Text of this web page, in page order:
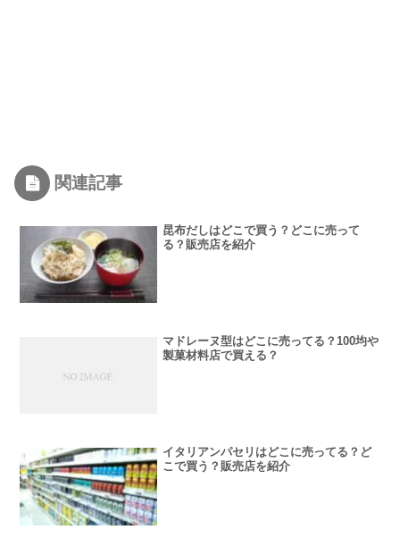
関連記事
昆布だしはどこで買う？どこに売って
る？販売店を紹介
マドレーヌ型はどこに売ってる？100均や
製菓材料店で買える？
イタリアンパセリはどこに売ってる？ど
こで買う？販売店を紹介